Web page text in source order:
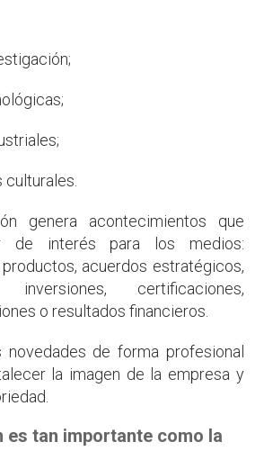
genera acontecimientos que
de interés para los medios:
acuerdos estratégicos,
inversiones, certificaciones,
o resultados financieros.
novedades de forma profesional
la imagen de la empresa y
es tan importante como la